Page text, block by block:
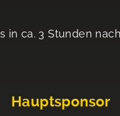
in ca. 3 Stunden
Hauptsponsor